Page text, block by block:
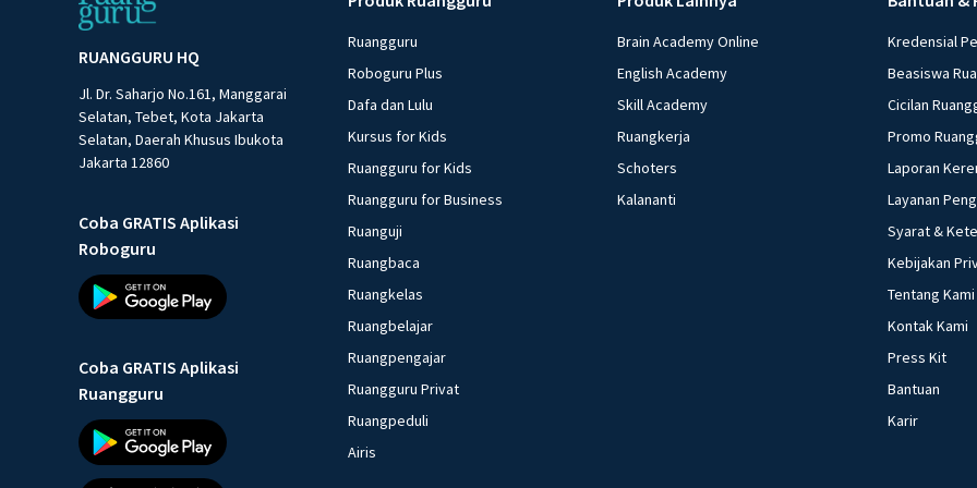
RUANGGURU HQ
Jl. Dr. Saharjo No.161, Manggarai
Selatan, Tebet, Kota Jakarta
Selatan, Daerah Khusus Ibukota
Jakarta 12860
Coba GRATIS Aplikasi
Roboguru
Coba GRATIS Aplikasi
Ruangguru
Ruangguru
Roboguru Plus
Dafa dan Lulu
Kursus for Kids
Ruangguru for Kids
Ruangguru for Business
Ruanguji
Ruangbaca
Ruangkelas
Ruangbelajar
Ruangpengajar
Ruangguru Privat
Ruangpeduli
Airis
Brain Academy Online
English Academy
Skill Academy
Ruangkerja
Schoters
Kalananti
Kredensial
Beasiswa
Cicilan
Promo
Laporan
Layanan
Syarat &
Kebijakan
Tentang Kami
Kontak Kami
Press Kit
Bantuan
Karir